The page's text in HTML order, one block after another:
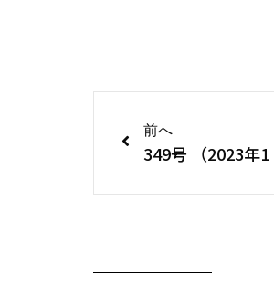
前へ
349号 （2023年1